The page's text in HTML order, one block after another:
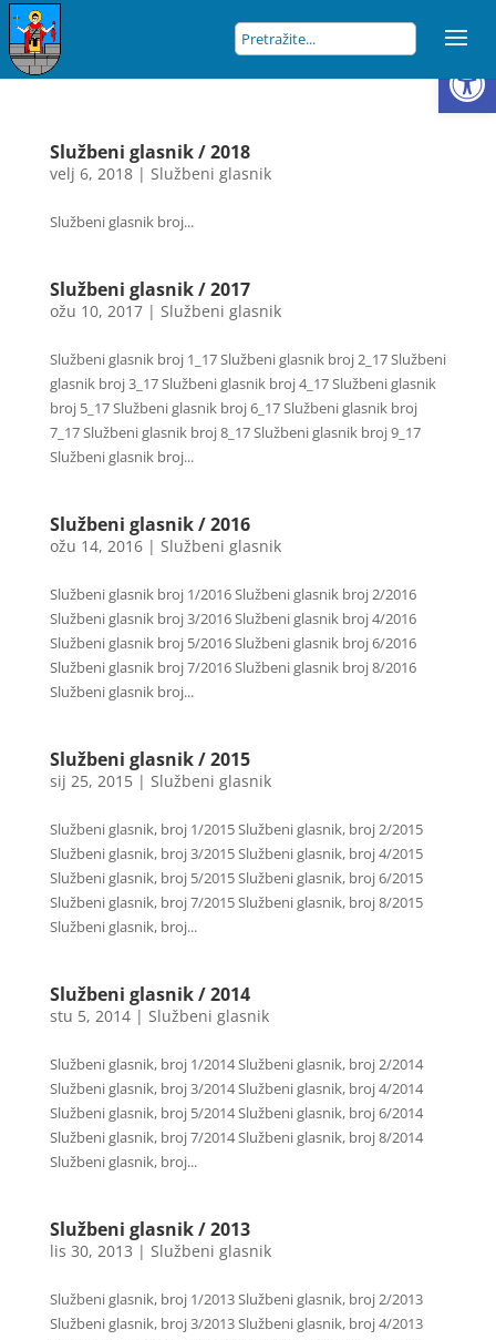
Službeni glasnik / 2018
velj 6, 2018| Službeni glasnik
Službeni glasnik broj...
Službeni glasnik / 2017
ožu 10, 2017| Službeni glasnik
Službeni glasnik broj 1_17 Službeni glasnik broj 2_17 Službeni
glasnik broj 3_17 Službeni glasnik broj 4_17 Službeni glasnik
broj 5_17 Službeni glasnik broj 6_17 Službeni glasnik broj
7_17 Službeni glasnik broj 8_17 Službeni glasnik broj 9_17
Službeni glasnik broj...
Službeni glasnik / 2016
ožu 14, 2016| Službeni glasnik
Službeni glasnik broj 1/2016 Službeni glasnik broj 2/2016
Službeni glasnik broj 3/2016 Službeni glasnik broj 4/2016
Službeni glasnik broj 5/2016 Službeni glasnik broj 6/2016
Službeni glasnik broj 7/2016 Službeni glasnik broj 8/2016
Službeni glasnik broj...
Službeni glasnik / 2015
sij 25, 2015| Službeni glasnik
Službeni glasnik, broj 1/2015 Službeni glasnik, broj 2/2015
Službeni glasnik, broj 3/2015 Službeni glasnik, broj 4/2015
Službeni glasnik, broj 5/2015 Službeni glasnik, broj 6/2015
Službeni glasnik, broj 7/2015 Službeni glasnik, broj 8/2015
Službeni glasnik, broj...
Službeni glasnik / 2014
stu 5, 2014| Službeni glasnik
Službeni glasnik, broj 1/2014 Službeni glasnik, broj 2/2014
Službeni glasnik, broj 3/2014 Službeni glasnik, broj 4/2014
Službeni glasnik, broj 5/2014 Službeni glasnik, broj 6/2014
Službeni glasnik, broj 7/2014 Službeni glasnik, broj 8/2014
Službeni glasnik, broj...
Službeni glasnik / 2013
lis 30, 2013 | Službeni glasnik
Službeni glasnik, broj 1/2013 Službeni glasnik, broj 2/2013
Službeni glasnik, broj 3/2013 Službeni glasnik, broj 4/2013